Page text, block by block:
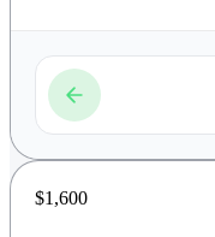
$1,600